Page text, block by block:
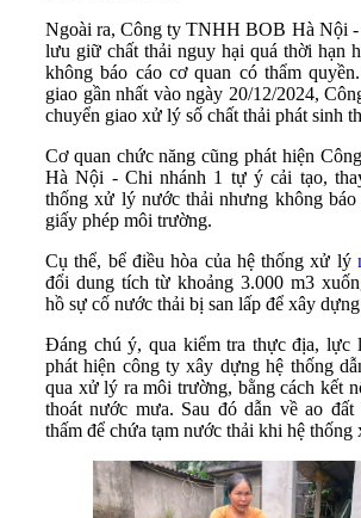
Ngoài ra, Công ty TNHH BOB Hà Nội -
lưu giữ chất thải nguy hại quá thời hạn
không báo cáo cơ quan có thẩm
giao gần nhất vào ngày 20/12/2024,
chuyển giao xử lý số chất thải phát sinh
Cơ quan chức năng cũng phát hiện
Hà Nội - Chi nhánh 1 tự ý cải tạo,
thống xử lý nước thải nhưng không báo
giấy phép môi trường.
Cụ thể, bể điều hòa của hệ thống xử lý
đổi dung tích từ khoảng 3.000 m3
hồ sự cố nước thải bị san lấp để xây
Đáng chú ý, qua kiểm tra thực địa, lực
phát hiện công ty xây dựng hệ thống
qua xử lý ra môi trường, bằng cách kết
thoát nước mưa. Sau đó dẫn về ao đất
thấm để chứa tạm nước thải khi hệ thống